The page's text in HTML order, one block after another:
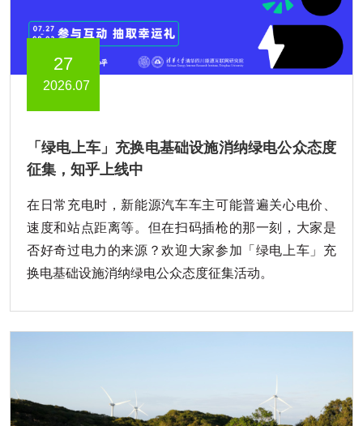
27
2026.07
「绿电上车」充换电基础设施消纳绿电公众态度
征集，知乎上线中
在日常充电时，新能源汽车车主可能普遍关心电价、
速度和站点距离等。但在扫码插枪的那一刻，大家是
否好奇过电力的来源？欢迎大家参加「绿电上车」充
换电基础设施消纳绿电公众态度征集活动。